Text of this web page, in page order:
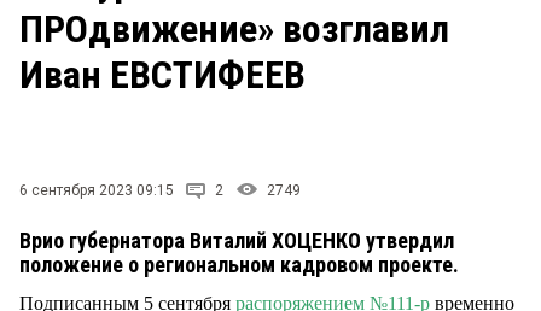
НОВОСТИ КОМПАНИЙ
ПРОИСШЕСТВИЯ
Архив
ПРОдвижение» возглавил
Иван ЕВСТИФЕЕВ
6 сентября 2023 09:15 2 2749
Врио губернатора Виталий ХОЦЕНКО утвердил
положение о региональном кадровом проекте.
Подписанным 5 сентября распоряжением №111-р временно